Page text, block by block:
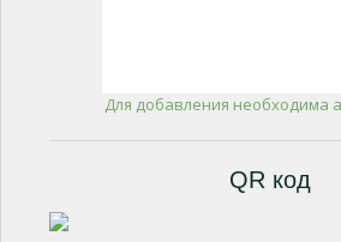
Для добавления необходима
QR код